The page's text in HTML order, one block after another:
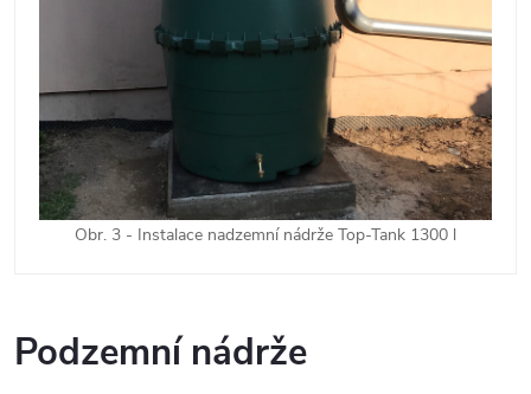
Obr. 3 - Instalace nadzemní nádrže Top-Tank 1300 l
Podzemní nádrže